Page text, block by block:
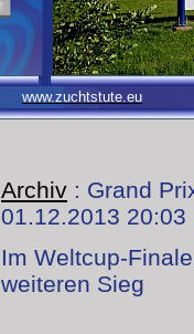
www.zuchtstute.eu
Archiv : Grand
01.12.2013 20:03
Im Weltcup-
weiteren Sieg